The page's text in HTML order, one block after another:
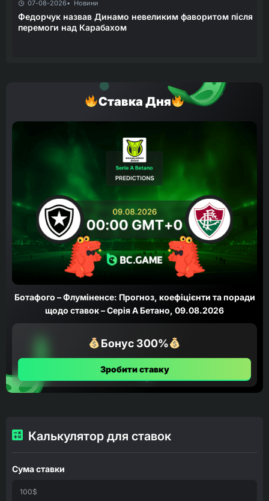
07-08-2026 Новини
Федорчук назвав Динамо невеликим фаворитом після
перемоги над Карабахом
Ставка Дня
Ботафого – Флуміненсе: Прогноз, коефіцієнти та поради
щодо ставок – Серія А Бетано, 09.08.2026
Бонус 300%
Зробити ставку
Калькулятор для ставок
Сума ставки